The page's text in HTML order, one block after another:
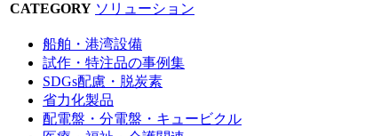
CATEGORY ソリューション
船舶・港湾設備
試作・特注品の事例集
SDGs配慮・脱炭素
省力化製品
配電盤・分電盤・キュービクル